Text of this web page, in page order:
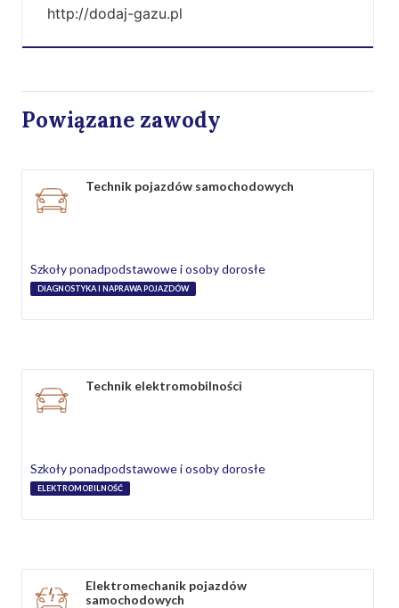
http://dodaj-gazu.pl
Powiązane zawody
Technik pojazdów samochodowych
Szkoły ponadpodstawowe i osoby dorosłe
DIAGNOSTYKA I NAPRAWA POJAZDÓW
Technik elektromobilności
Szkoły ponadpodstawowe i osoby dorosłe
ELEKTROMOBILNOŚĆ
Elektromechanik pojazdów
samochodowych